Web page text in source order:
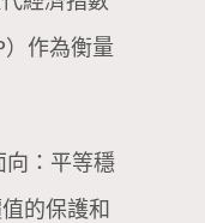
作為衡量
向：平等穩
的保護和